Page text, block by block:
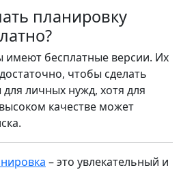
планировку
имеют бесплатные версии. Их
чтобы сделать
личных нужд, хотя для
качестве может
– это увлекательный и